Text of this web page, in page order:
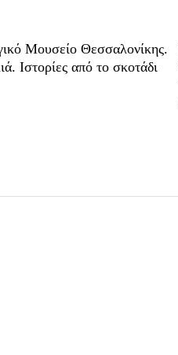
Μουσείο Θεσσαλονίκης.
Ιστορίες από το σκοτάδι